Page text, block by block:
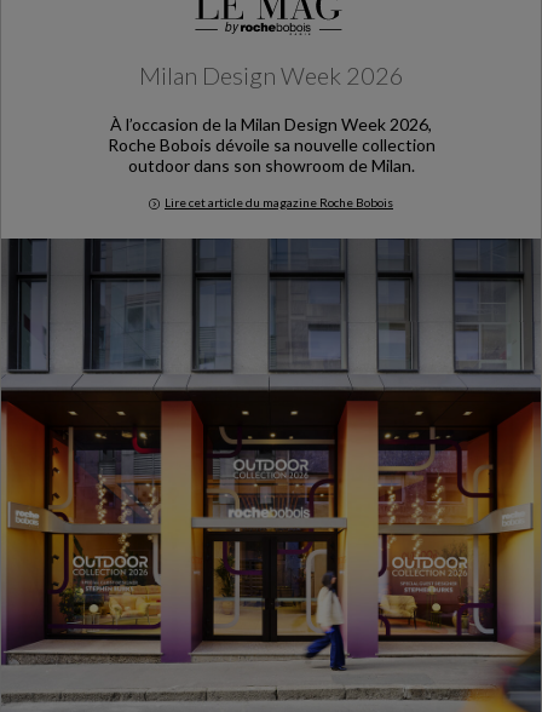
Milan Design Week 2026
À l’occasion de la Milan Design Week 2026,
Roche Bobois dévoile sa nouvelle collection
outdoor dans son showroom de Milan.
Lire cet article du magazine Roche Bobois
Milan Design Week 2026